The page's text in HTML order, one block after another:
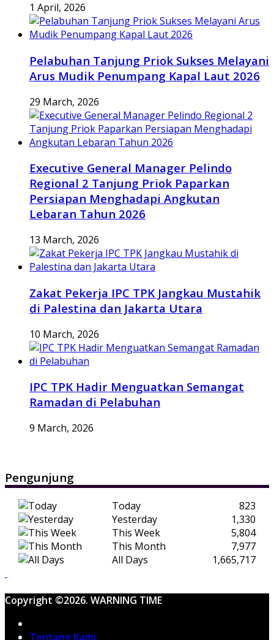
1 April, 2026
Pelabuhan Tanjung Priok Sukses Melayani
Arus Mudik Penumpang Kapal Laut 2026
29 March, 2026
Executive General Manager Pelindo
Regional 2 Tanjung Priok Paparkan
Persiapan Menghadapi Angkutan
Lebaran Tahun 2026
13 March, 2026
Zakat Pekerja IPC TPK Jangkau Mustahik
di Palestina dan Jakarta Utara
10 March, 2026
IPC TPK Hadir Menguatkan Semangat
Ramadan di Pelabuhan
9 March, 2026
Pengunjung
Today
823
Yesterday
1,330
This Week
5,804
This Month
7,977
All Days
1,665,717
Copyright ©2026. WARNING TIME
Tentang Kami